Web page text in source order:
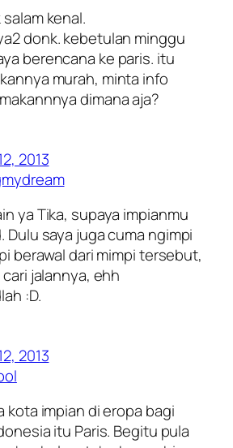
kenal.
donk. kebetulan minggu
berencana ke paris. itu
murah, minta info
dimana aja?
2013
ya Tika, supaya impianmu
Dulu saya juga cuma ngimpi
berawal dari mimpi tersebut,
jalannya, ehh
:D.
2013
kota impian di eropa bagi
itu Paris. Begitu pula